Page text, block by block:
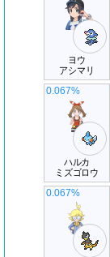
ヨウ
アシマリ
ハルカ
ミズゴロウ
0.067%
0.067%